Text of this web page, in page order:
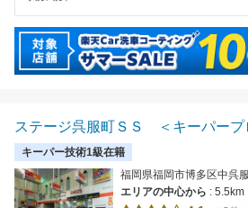
ステージ呉服町ＳＳ ＜キーパープ
キーパー技術1級在籍
福岡県福岡市博多区中呉
エリアの中心から : 5.5km